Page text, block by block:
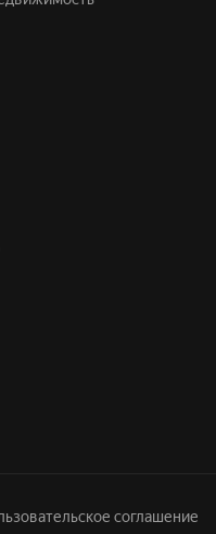
соглашение